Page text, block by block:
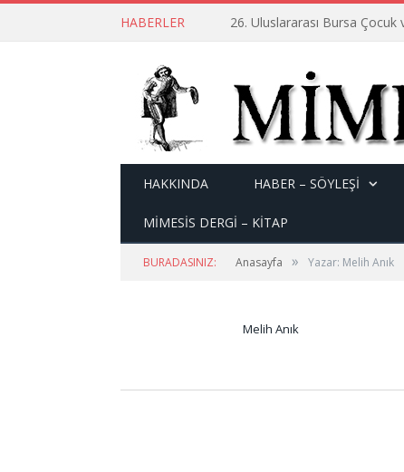
HABERLER 26. Uluslararası Bursa
HAKKINDA HABER – SÖYLEŞI
MİMESİS DERGİ – KİTAP
BURADASINIZ: Anasayfa » Yazar: Melih Anık
Melih Anık